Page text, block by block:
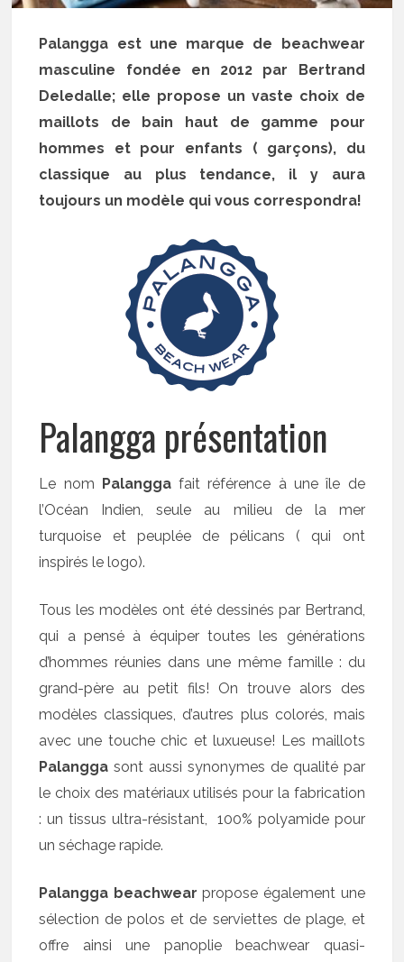
Palangga est une marque de beachwear
masculine fondée en 2012 par Bertrand
Deledalle; elle propose un vaste choix de
maillots de bain haut de gamme pour
hommes et pour enfants ( garçons), du
classique au plus tendance, il y aura
toujours un modèle qui vous correspondra!
Palangga présentation
Le nom Palanggafait référence à une île de
l’Océan Indien, seule au milieu de la mer
turquoise et peuplée de pélicans ( qui ont
inspirés le logo).
Tous les modèles ont été dessinés par Bertrand,
qui a pensé à équiper toutes les générations
d’hommes réunies dans une même famille : du
grand-père au petit fils! On trouve alors des
modèles classiques, d’autres plus colorés, mais
avec une touche chic et luxueuse! Les maillots
Palangga sont aussi synonymes de qualité par
le choix des matériaux utilisés pour la fabrication
: un tissus ultra-résistant, 100% polyamide pour
un séchage rapide.
Palangga beachwear propose également une
sélection de polos et de serviettes de plage, et
offre ainsi une panoplie beachwear quasi-